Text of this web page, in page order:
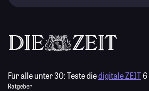
Für alle unter 30:Teste diedigitale ZEIT
Ratgeber